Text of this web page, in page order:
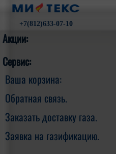
+7(812)633-07-10
Акции:
Сервис:
Ваша корзина:
Обратная связь.
Заказать доставку газа.
Заявка на газификацию.